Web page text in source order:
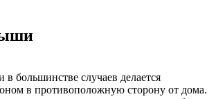
большинстве случаев делается
в противоположную сторону от дома.